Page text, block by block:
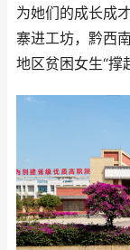
为她们的成长成
寨进工坊，黔西
地区贫困女生“撑